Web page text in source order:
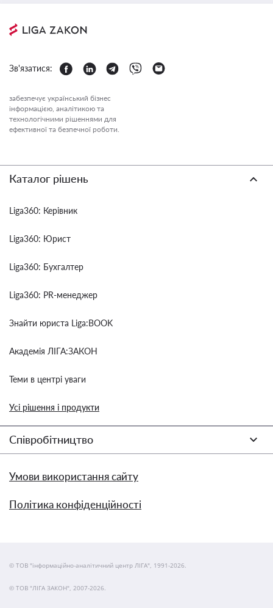
Зв'язатися:
забезпечує український бізнес
інформацією, аналітикою та
технологічними рішеннями для
ефективної та безпечної роботи.
Каталог рішень
Liga360: Керівник
Liga360: Юрист
Liga360: Бухгалтер
Liga360: PR-менеджер
Знайти юриста Liga:BOOK
Академія ЛІГА:ЗАКОН
Теми в центрі уваги
Усі рішення і продукти
Співробітництво
Умови використання сайту
Політика конфіденційності
© ТОВ "інформаційно-аналітичний центр ЛІГА", 1991-2026.
© ТОВ "ЛІГА ЗАКОН", 2007-2026.